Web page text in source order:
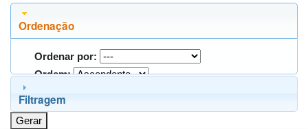
Ordenação
Ordenar por:
Ordem:
Filtragem